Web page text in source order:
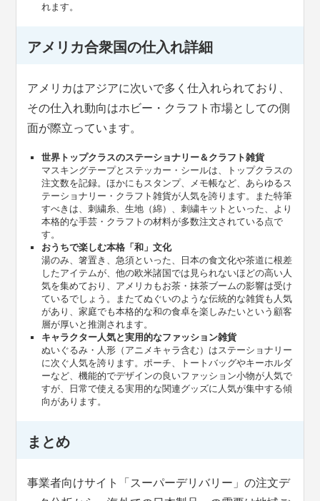
れます。
アメリカ合衆国の仕入れ詳細
アメリカはアジアに次いで多く仕入れられており、
その仕入れ動向はホビー・クラフト市場としての側
面が際立っています。
世界トップクラスのステーショナリー＆クラフト雑貨
マスキングテープとステッカー・シールは、トップクラスの
注文数を記録。ほかにもスタンプ、メモ帳など、あらゆるス
テーショナリー・クラフト雑貨が人気を誇ります。また特筆
すべきは、刺繍糸、生地（綿）、刺繍キットといった、より
本格的な手芸・クラフトの材料が多数注文されている点で
す。
おうちで楽しむ本格「和」文化
湯のみ、箸置き、急須といった、日本の食文化や茶道に根差
したアイテムが、他の欧米諸国では見られないほどの高い人
気を集めており、アメリカもお茶・抹茶ブームの影響は受け
ているでしょう。またてぬぐいのような伝統的な雑貨も人気
があり、家庭でも本格的な和の食卓を楽しみたいという顧客
層が厚いと推測されます。
キャラクター人気と実用的なファッション雑貨
ぬいぐるみ・人形（アニメキャラ含む）はステーショナリー
に次ぐ人気を誇ります。ポーチ、トートバッグやキーホルダ
ーなど、機能的でデザインの良いファッション小物が人気で
すが、日常で使える実用的な関連グッズに人気が集中する傾
向があります。
まとめ
事業者向けサイト「スーパーデリバリー」の注文デ